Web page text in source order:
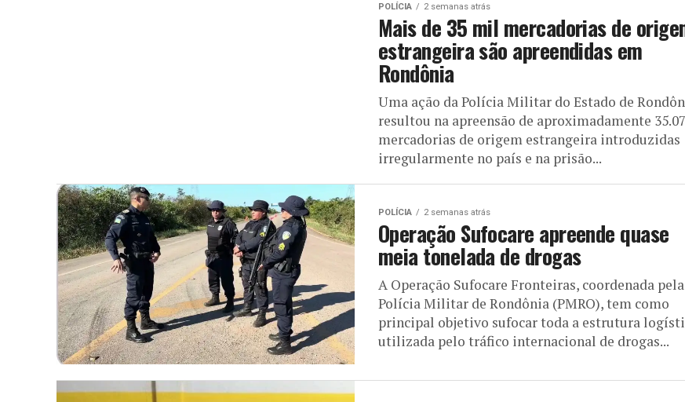
POLÍCIA 2 semanas atrás
Mais de 35 mil mercadorias de
estrangeira são apreendidas em
Rondônia
Uma ação da Polícia Militar do Estado de
resultou na apreensão de aproximadamente
mercadorias de origem estrangeira introduzidas
irregularmente no país e na prisão...
POLÍCIA 2 semanas atrás
Operação Sufocare apreende quase
meia tonelada de drogas
A Operação Sufocare Fronteiras, coordenada pela
Polícia Militar de Rondônia (PMRO), tem como
principal objetivo sufocar toda a estrutura
utilizada pelo tráfico internacional de drogas...